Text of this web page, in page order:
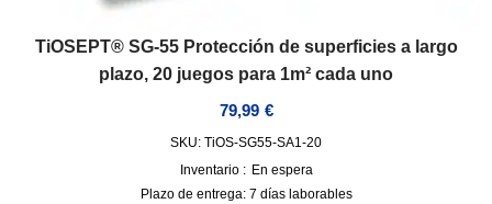
TiOSEPT® SG-55 Protección de superficies a largo
plazo, 20 juegos para 1m² cada uno
79,99 €
SKU: TiOS-SG55-SA1-20
Inventario : En espera
Plazo de entrega: 7 días laborables